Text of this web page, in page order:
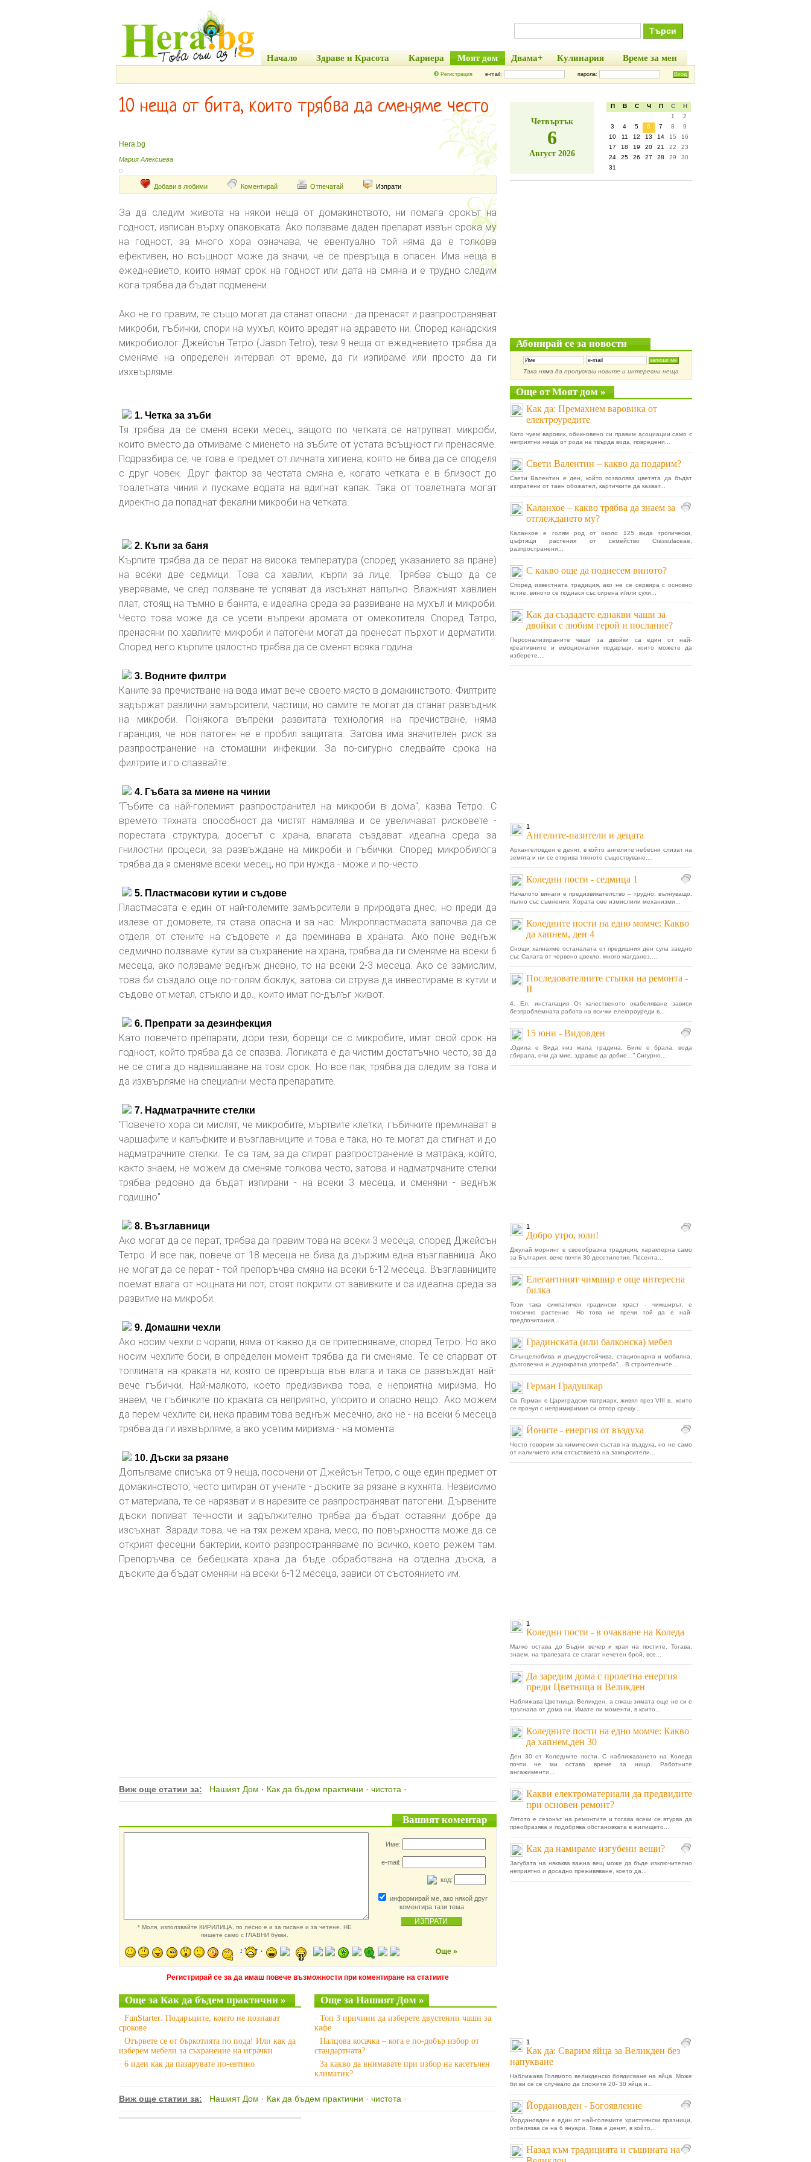
Начало Здраве и Красота Кариера Моят дом Двама+ Кулинария Време за мен
Регистрация e-mail: парола:
10 неща от бита, които трябва да сменяме често
Hera.bg
Мария Алексиева
Добави в любими Коментирай Отпечатай Изпрати
За да следим живота на някои неща от домакинството, ни помага срокът на
годност, изписан върху опаковката. Ако ползваме даден препарат извън срока му
на годност, за много хора означава, че евентуално той няма да е толкова
ефективен, но всъщност може да значи, че се превръща в опасен. Има неща в
ежедневието, които нямат срок на годност или дата на смяна и е трудно следим
кога трябва да бъдат подменени.
Ако не го правим, те също могат да станат опасни - да пренасят и разпространяват
микроби, гъбички, спори на мухъл, които вредят на здравето ни. Според канадския
микробиолог Джейсън Тетро (Jason Tetro), тези 9 неща от ежедневието трябва да
сменяме на определен интервал от време, да ги изпираме или просто да ги
изхвърляме.
1. Четка за зъби
Тя трябва да се сменя всеки месец, защото по четката се натрупват микроби,
които вместо да отмиваме с миенето на зъбите от устата всъщност ги пренасяме.
Подразбира се, че това е предмет от личната хигиена, която не бива да се споделя
с друг човек. Друг фактор за честата смяна е, когато четката е в близост до
тоалетната чиния и пускаме водата на вдигнат капак. Така от тоалетната могат
директно да попаднат фекални микроби на четката.
2. Къпи за баня
Кърпите трябва да се перат на висока температура (според указанието за пране)
на всеки две седмици. Това са хавлии, кърпи за лице. Трябва също да се
уверяваме, че след ползване те успяват да изсъхнат напълно. Влажният хавлиен
плат, стоящ на тъмно в банята, е идеална среда за развиване на мухъл и микроби.
Често това може да се усети въпреки аромата от омекотителя. Според Татро,
пренасяни по хавлиите микроби и патогени могат да пренесат пърхот и дерматити.
Според него кърпите цялостно трябва да се сменят всяка година.
3. Водните филтри
Каните за пречистване на вода имат вече своето място в домакинството. Филтрите
задържат различни замърсители, частици, но самите те могат да станат развъдник
на микроби. Понякога въпреки развитата технология на пречистване, няма
гаранция, че нов патоген не е пробил защитата. Затова има значителен риск за
разпространение на стомашни инфекции. За по-сигурно следвайте срока на
филтрите и го спазвайте.
4. Гъбата за миене на чинии
“Гъбите са най-големият разпространител на микроби в дома", казва Тетро. С
времето тяхната способност да чистят намалява и се увеличават рисковете -
порестата структура, досегът с храна, влагата създават идеална среда за
гнилостни процеси, за развъждане на микроби и гъбички. Според микробилога
трябва да я сменяме всеки месец, но при нужда - може и по-често.
5. Пластмасови кутии и съдове
Пластмасата е един от най-големите замърсители в природата днес, но преди да
излезе от домовете, тя става опасна и за нас. Микропластмасата започва да се
отделя от стените на съдовете и да преминава в храната. Ако поне веднъж
седмично ползваме кутии за съхранение на храна, трябва да ги сменяме на всеки 6
месеца, ако ползваме веднъж дневно, то на всеки 2-3 месеца. Ако се замислим,
това би създало още по-голям боклук, затова си струва да инвестираме в кутии и
съдове от метал, стъкло и др., които имат по-дълъг живот.
6. Препрати за дезинфекция
Като повечето препарати, дори тези, борещи се с микробите, имат свой срок на
годност, който трябва да се спазва. Логиката е да чистим достатъчно често, за да
не се стига до надвишаване на този срок. Но все пак, трябва да следим за това и
да изхвърляме на специални места препаратите.
7. Надматрачните стелки
"Повечето хора си мислят, че микробите, мъртвите клетки, гъбичките преминават в
чаршафите и калъфките и възглавниците и това е така, но те могат да стигнат и до
надматрачните стелки. Те са там, за да спират разпространение в матрака, който,
както знаем, не можем да сменяме толкова често, затова и надматрчаните стелки
трябва редовно да бъдат изпирани - на всеки 3 месеца, и сменяни - веднъж
годишно"
8. Възглавници
Ако могат да се перат, трябва да правим това на всеки 3 месеца, според Джейсън
Тетро. И все пак, повече от 18 месеца не бива да държим една възглавница. Ако
не могат да се перат - той препоръчва смяна на всеки 6-12 месеца. Възглавниците
поемат влага от нощната ни пот, стоят покрити от завивките и са идеална среда за
развитие на микроби.
9. Домашни чехли
Ако носим чехли с чорапи, няма от какво да се притесняваме, според Тетро. Но ако
носим чехлите боси, в определен момент трябва да ги сменяме. Те се спарват от
топлината на краката ни, която се превръща във влага и така се развъждат най-
вече гъбички. Най-малкото, което предизвиква това, е неприятна миризма. Но
знаем, че гъбичките по краката са неприятно, упорито и опасно нещо. Ако можем
да перем чехлите си, нека правим това веднъж месечно, ако не - на всеки 6 месеца
трябва да ги изхвърляме, а ако усетим миризма - на момента.
10. Дъски за рязане
Допълваме списъка от 9 неща, посочени от Джейсън Тетро, с още един предмет от
домакинството, често цитиран от учените - дъските за рязане в кухнята. Незвисимо
от материала, те се нарязват и в нарезите се разпространяват патогени. Дървените
дъски попиват течности и задължително трябва да бъдат оставяни добре да
изсъхнат. Заради това, че на тях режем храна, месо, по повърхността може да се
открият фесецни бактерии, които разпространяваме по всичко, което режем там.
Препоръчва се бебешката храна да бъде обработвана на отделна дъска, а
дъските да бъдат сменяни на всеки 6-12 месеца, зависи от състоянието им.
Виж още статии за: Нашият Дом · Как да бъдем практични · чистота ·
Вашият коментар
* Моля, използвайте КИРИЛИЦА, по лесно е и за писане и за четене. НЕ
пишете само с ГЛАВНИ букви.
Име:
e-mail:
код:
информирай ме, ако някой друг
коментира тази тема
Още »
Регистрирай се за да имаш повече възможности при коментиране на статиите
Още за Как да бъдем практични »
· FunStarter: Подаръците, които не познават
срокове
· Отървете се от бъркотията по пода! Или как да
изберем мебели за съхранение на играчки
· 6 идеи как да пазарувате по-евтино
Още за Нашият Дом »
· Топ 3 причини да изберете двустенни чаши за
кафе
· Палцова косачка – кога е по-добър избор от
стандартната?
· За какво да внимавате при избор на касетъчен
климатик?
Виж още статии за: Нашият Дом · Как да бъдем практични · чистота ·
Четвъртък
6
Август 2026
П В С Ч П С
Н
1
2
3
4 5 6 7 8
9
10
11 12 13 14 15
16
17
18 19 20 21 22
23
24
25 26 27 28 29
30
31
Абонирай се за новости
Така няма да пропускаш новите и интересни неща
Още от Моят дом »
Как да: Премахнем варовика от
електроуредите
Като чуем варовик, обикновено си правим асоциации само с
неприятни неща от рода на твърда вода, повредени...
Свети Валентин – какво да подарим?
Свети Валентин е ден, който позволява цветята да бъдат
изпратени от таен обожател, картичките да казват...
Каланхое – какво трябва да знаем за
отглеждането му?
Каланхое е голям род от около 125 вида тропически,
цъфтящи растения от семейство Crassulaceae,
разпространени...
С какво още да поднесем виното?
Според известната традиция, ако не се сервира с основно
ястие, виното се поднася със сирена и/или сухи...
Как да създадете еднакви чаши за
двойки с любим герой и послание?
Персонализираните чаши за двойки са един от най-
креативните и емоционални подаръци, които можете да
изберете....
1
Ангелите-пазители и децата
Архангеловден е денят, в който ангелите небесни слизат на
земята и ни се открива тяхното съществуване....
Коледни пости - седмица 1
Началото винаги е предизвикателство – трудно, вълнуващо,
пълно със съмнения. Хората сме измислили механизми...
Коледните пости на едно момче: Какво
да хапнем, ден 4
Снощи хапнахме останалата от предишния ден супа заедно
със Салата от червено цвекло, много магданоз,...
Последователните стъпки на ремонта -
II
4. Ел. инсталация От качественото окабеляване зависи
безпроблемната работа на всички електроуреди в...
15 юни - Видовден
„Одила е Вида низ мала градина, Биле е брала, вода
сбирала, очи да мие, здравье да добие…” Сигурно...
1
Добро утро, юли!
Джулай морнинг е своеобразна традиция, характерна само
за България, вече почти 30 десетилетия. Песента...
Елегантният чимшир е още интересна
билка
Този така симпатичен градински храст - чимширът, е
токсично растение. Но това не пречи той да е най-
предпочитания...
Градинската (или балконска) мебел
Слънцелюбива и дъждоустойчива, стационарна и мобилна,
дълговечна и „еднократна употреба”... В строителните...
Герман Градушкар
Св. Герман е Цариградски патриарх, живял през VIII в., които
се прочул с непримиримия си отпор срещу...
Йоните - енергия от въздуха
Често говорим за химическия състав на въздуха, но не само
от наличието или отсъствието на замърсители...
1
Коледни пости - в очакване на Коледа
Малко остава до Бъдни вечер и края на постите. Тогава,
знаем, на трапезата се слагат нечетен брой, все...
Да заредим дома с пролетна енергия
преди Цветница и Великден
Наближава Цветница, Великден, а сякаш зимата още не си е
тръгнала от дома ни. Имате ли моменти, в които...
Коледните пости на едно момче: Какво
да хапнем,ден 30
Ден 30 от Коледните пости. С наближаването на Коледа
почти не ми остава време за нищо. Работните
ангажименти...
Какви електроматериали да предвидите
при основен ремонт?
Лятото е сезонът на ремонтите и тогава всеки се втурва да
преобразява и подобрява обстановката в жилището...
Как да намираме изгубени вещи?
Загубата на някаква важна вещ може да бъде изключително
неприятно и досадно преживяване, което да...
1
Как да: Сварим яйца за Великден без
напукване
Наближава Голямото великденско боядисване на яйца. Може
би ви се се случвало да сложите 20- 30 яйца и...
Йордановден - Богоявление
Йордановден е един от най-големите християнски празници,
отбелязва се на 6 януари. Това е денят, в който...
Назад към традицията и същината на